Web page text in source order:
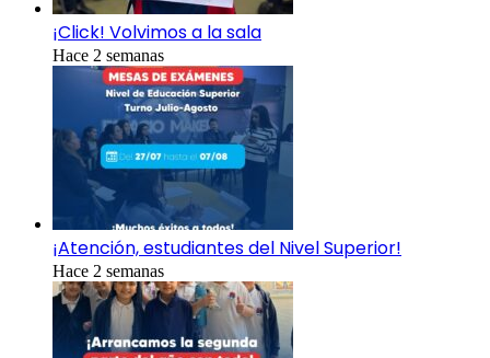
¡Click! Volvimos a la sala
Hace 2 semanas
¡Atención, estudiantes del Nivel Superior!
Hace 2 semanas